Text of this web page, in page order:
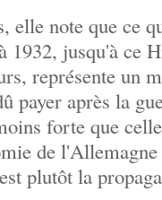
elle note que ce
1932, jusqu'à ce
représente un
payer après la
forte que
de
plutôt la